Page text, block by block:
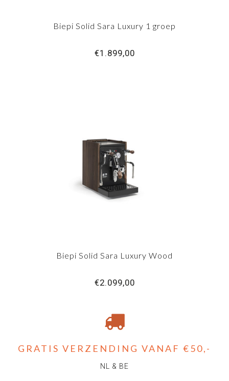
Biepi Solid Sara Luxury 1 groep
€1.899,00
Biepi Solid Sara Luxury Wood
€2.099,00
GRATIS VERZENDING VANAF €50,-
NL & BE